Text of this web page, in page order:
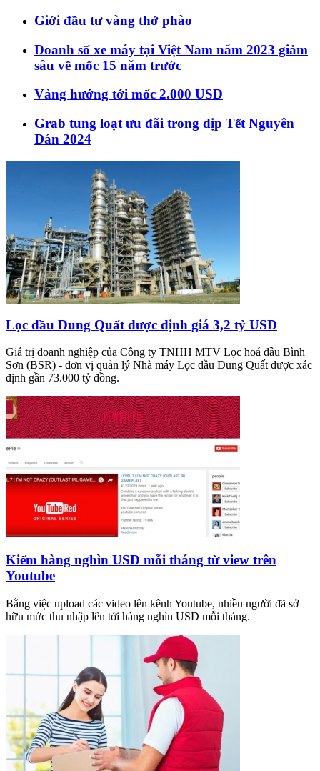
Giới đầu tư vàng thở phào
Doanh số xe máy tại Việt Nam năm 2023 giảm
sâu về mốc 15 năm trước
Vàng hướng tới mốc 2.000 USD
Grab tung loạt ưu đãi trong dịp Tết Nguyên
Đán 2024
Lọc dầu Dung Quất được định giá 3,2 tỷ USD
Giá trị doanh nghiệp của Công ty TNHH MTV Lọc hoá dầu Bình
Sơn (BSR) - đơn vị quản lý Nhà máy Lọc dầu Dung Quất được xác
định gần 73.000 tỷ đồng.
Kiếm hàng nghìn USD mỗi tháng từ view trên
Youtube
Bằng việc upload các video lên kênh Youtube, nhiều người đã sở
hữu mức thu nhập lên tới hàng nghìn USD mỗi tháng.